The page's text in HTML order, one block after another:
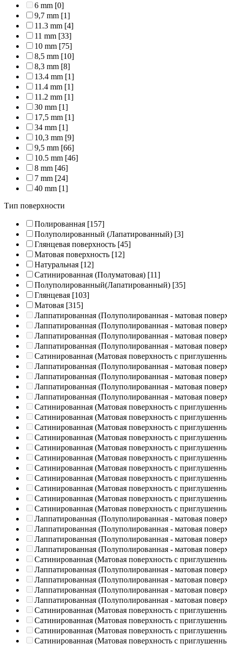
6 mm [0]
9,7 mm [1]
11.3 mm [4]
11 mm [33]
10 mm [75]
8,5 mm [10]
8,3 mm [8]
13.4 mm [1]
11.4 mm [1]
11.2 mm [1]
30 mm [1]
17,5 mm [1]
34 mm [1]
10,3 mm [9]
9,5 mm [66]
10.5 mm [46]
8 mm [46]
7 mm [24]
40 mm [1]
Тип поверхности
Полированная [157]
Полуполированный (Лапатированный) [3]
Глянцевая поверхность [45]
Матовая поверхность [12]
Натуральная [12]
Сатинированная (Полуматовая) [11]
Полуполированный(Лапатированный) [35]
Глянцевая [103]
Матовая [315]
Лаппатированная (Полуполированная - матовая
Лаппатированная (Полуполированная - матовая
Лаппатированная (Полуполированная - матовая
Лаппатированная (Полуполированная - матовая
Сатинированная (Матовая поверхность с
Лаппатированная (Полуполированная - матовая
Лаппатированная (Полуполированная - матовая
Лаппатированная (Полуполированная - матовая
Лаппатированная (Полуполированная - матовая
Сатинированная (Матовая поверхность с
Сатинированная (Матовая поверхность с
Сатинированная (Матовая поверхность с
Сатинированная (Матовая поверхность с
Сатинированная (Матовая поверхность с
Сатинированная (Матовая поверхность с
Сатинированная (Матовая поверхность с
Сатинированная (Матовая поверхность с
Сатинированная (Матовая поверхность с
Сатинированная (Матовая поверхность с
Сатинированная (Матовая поверхность с
Лаппатированная (Полуполированная - матовая
Лаппатированная (Полуполированная - матовая
Лаппатированная (Полуполированная - матовая
Лаппатированная (Полуполированная - матовая
Сатинированная (Матовая поверхность с
Лаппатированная (Полуполированная - матовая
Лаппатированная (Полуполированная - матовая
Лаппатированная (Полуполированная - матовая
Лаппатированная (Полуполированная - матовая
Сатинированная (Матовая поверхность с
Сатинированная (Матовая поверхность с
Сатинированная (Матовая поверхность с
Сатинированная (Матовая поверхность с